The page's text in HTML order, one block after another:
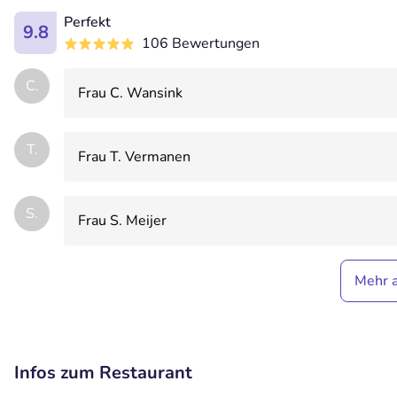
9.8
Perfekt
106 Bewertungen
C. Frau C. Wansink
T. Frau T. Vermanen
S. Frau S. Meijer
Mehr
Infos zum Restaurant